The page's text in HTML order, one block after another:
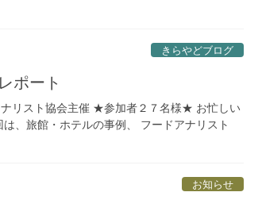
きらやどブログ
ポート
リスト協会主催 ★参加者２７名様★ お忙しい
、旅館・ホテルの事例、 フードアナリスト
お知らせ